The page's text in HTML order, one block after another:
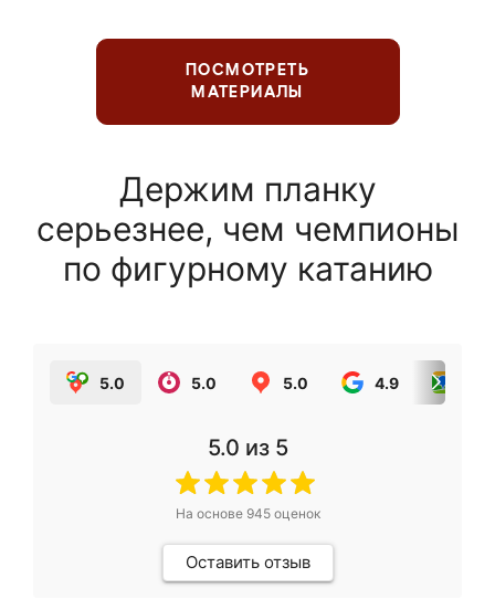
ПОСМОТРЕТЬ
МАТЕРИАЛЫ
Держим планку
серьезнее, чем чемпионы
по фигурному катанию
5.0 5.0 5.0 4.9
5.0 из 5
На основе 945оценок
Оставить отзыв